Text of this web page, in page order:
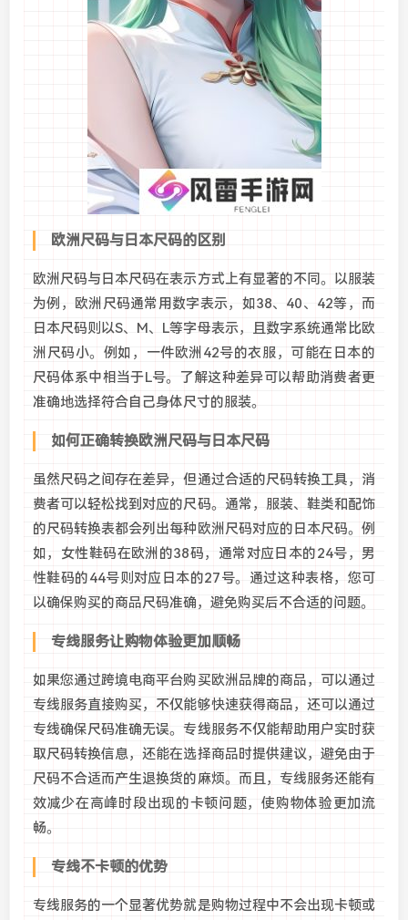
欧洲尺码与日本尺码的区别
欧洲尺码与日本尺码在表示方式上有显著的不同。以服装
为例，欧洲尺码通常用数字表示，如38、40、42等，而
日本尺码则以S、M、L等字母表示，且数字系统通常比欧
洲尺码小。例如，一件欧洲42号的衣服，可能在日本的
尺码体系中相当于L号。了解这种差异可以帮助消费者更
准确地选择符合自己身体尺寸的服装。
如何正确转换欧洲尺码与日本尺码
虽然尺码之间存在差异，但通过合适的尺码转换工具，消
费者可以轻松找到对应的尺码。通常，服装、鞋类和配饰
的尺码转换表都会列出每种欧洲尺码对应的日本尺码。例
如，女性鞋码在欧洲的38码，通常对应日本的24号，男
性鞋码的44号则对应日本的27号。通过这种表格，您可
以确保购买的商品尺码准确，避免购买后不合适的问题。
专线服务让购物体验更加顺畅
如果您通过跨境电商平台购买欧洲品牌的商品，可以通过
专线服务直接购买，不仅能够快速获得商品，还可以通过
专线确保尺码准确无误。专线服务不仅能帮助用户实时获
取尺码转换信息，还能在选择商品时提供建议，避免由于
尺码不合适而产生退换货的麻烦。而且，专线服务还能有
效减少在高峰时段出现的卡顿问题，使购物体验更加流
畅。
专线不卡顿的优势
专线服务的一个显著优势就是购物过程中不会出现卡顿或